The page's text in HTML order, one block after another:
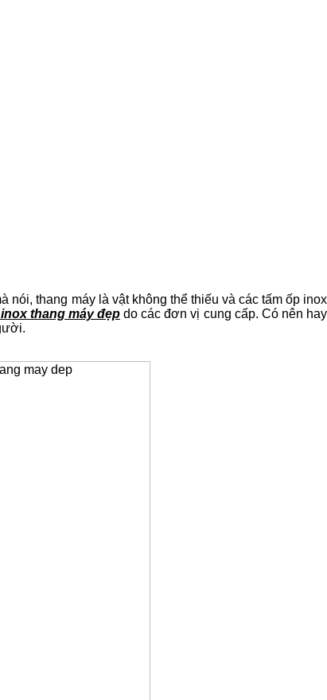
thang máy là vật không thể thiếu và các tấm ốp inox
thang máy đẹpdo các đơn vị cung cấp. Có nên hay